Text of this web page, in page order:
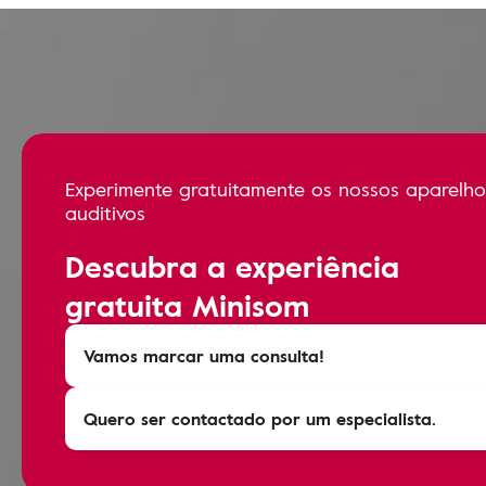
Experimente gratuitamente os nossos
auditivos
Descubra a experiência
gratuita Minisom
Vamos marcar uma consulta!
Quero ser contactado por um especialista.